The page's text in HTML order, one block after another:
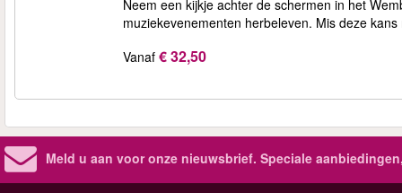
Neem een kijkje achter de schermen in het
muziekevenementen herbeleven. Mis deze
Vanaf € 32,50
Meld u aan voor onze nieuwsbrief. Speciale